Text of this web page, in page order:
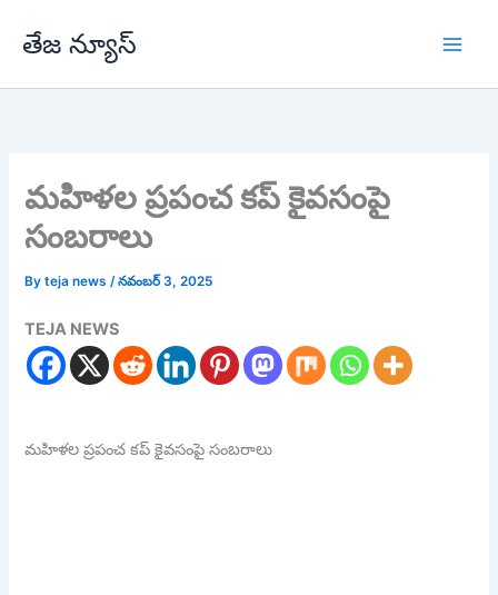
తేజ న్యూస్
మహిళల ప్రపంచ కప్ కైవసంపై
సంబరాలు
Byteja news/నవంబర్ 3, 2025
TEJA NEWS
మహిళల ప్రపంచ కప్ కైవసంపై సంబరాలు